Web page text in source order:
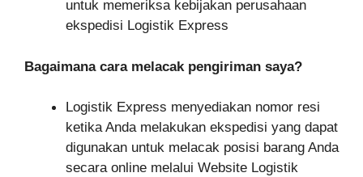
untuk memeriksa kebijakan perusahaan
ekspedisi Logistik Express
Bagaimana cara melacak pengiriman saya?
Logistik Express menyediakan nomor resi
ketika Anda melakukan ekspedisi yang dapat
digunakan untuk melacak posisi barang Anda
secara online melalui Website Logistik